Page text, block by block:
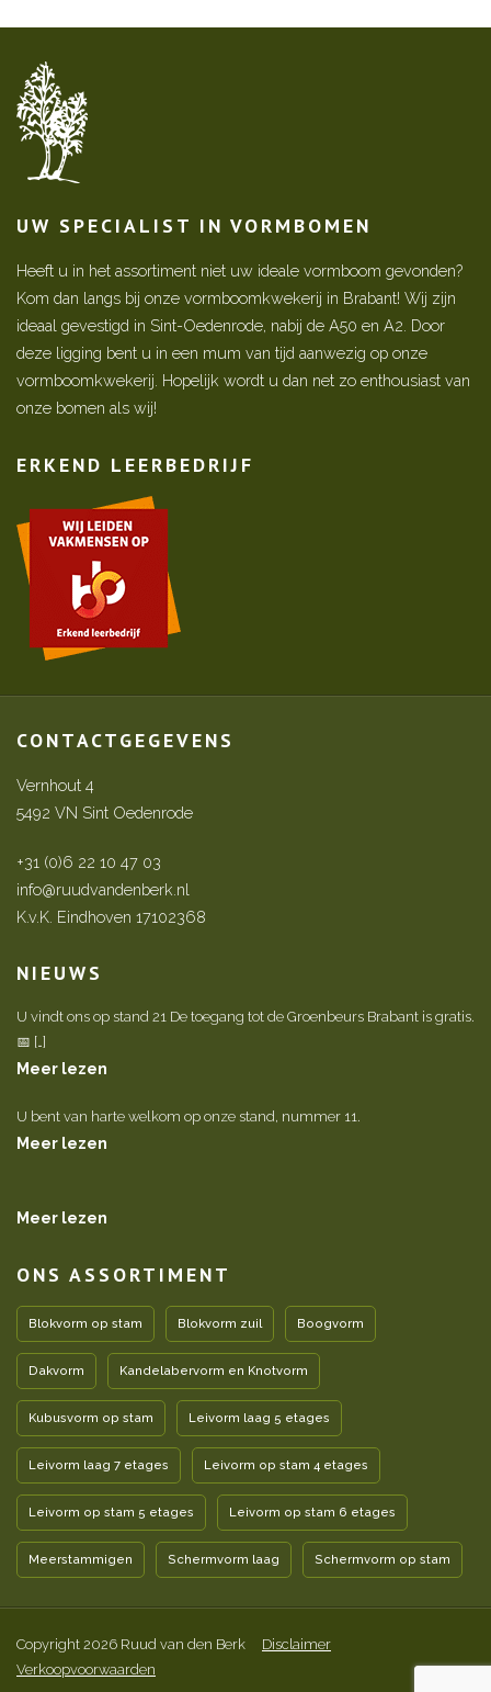
UW SPECIALIST IN VORMBOMEN
Heeft u in het assortiment niet uw ideale vormboom gevonden?
Kom dan langs bij onze vormboomkwekerij in Brabant! Wij zijn
ideaal gevestigd in Sint-Oedenrode, nabij de A50 en A2. Door
deze ligging bent u in een mum van tijd aanwezig op onze
vormboomkwekerij. Hopelijk wordt u dan net zo enthousiast van
onze bomen als wij!
ERKEND LEERBEDRIJF
CONTACTGEGEVENS
Vernhout 4
5492 VN Sint Oedenrode
+31 (0)6 22 10 47 03
info@ruudvandenberk.nl
K.v.K. Eindhoven 17102368
NIEUWS
U vindt ons op stand 21 De toegang tot de Groenbeurs Brabant is gratis.
📅 […]
Meer lezen
U bent van harte welkom op onze stand, nummer 11.
Meer lezen
Meer lezen
ONS ASSORTIMENT
Blokvorm op stam Blokvorm zuil Boogvorm
Dakvorm Kandelabervorm en Knotvorm
Kubusvorm op stam Leivorm laag 5 etages
Leivorm laag 7 etages Leivorm op stam 4 etages
Leivorm op stam 5 etages Leivorm op stam 6 etages
Meerstammigen Schermvorm laag Schermvorm op stam
Copyright 2026 Ruud van den Berk
Disclaimer
Verkoopvoorwaarden